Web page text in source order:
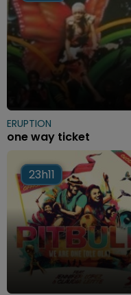
ERUPTION
one way ticket
23h11
23h11